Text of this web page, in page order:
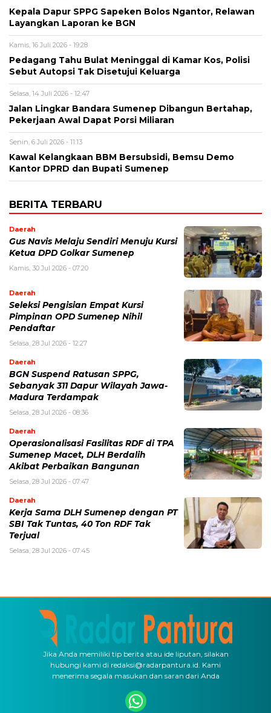
Kepala Dapur SPPG Sapeken Bolos Ngantor, Relawan
Layangkan Laporan ke BGN
Kamis, 16 Juli 2026 - 19:28
Pedagang Tahu Bulat Meninggal di Kamar Kos, Polisi
Sebut Autopsi Tak Disetujui Keluarga
Selasa, 14 Juli 2026 - 12:47
Jalan Lingkar Bandara Sumenep Dibangun Bertahap,
Pekerjaan Awal Dapat Porsi Miliaran
Senin, 6 Juli 2026 - 11:13
Kawal Kelangkaan BBM Bersubsidi, Bemsu Demo
Kantor DPRD dan Bupati Sumenep
BERITA TERBARU
Daerah
Gus Navis Melaju Sendiri Menuju Kursi
Ketua DPD Golkar Sumenep
Kamis, 30 Jul 2026 - 07:20
Daerah
Seleksi Pengisian Empat Kursi
Pimpinan OPD Sumenep Nihil
Pendaftar
Selasa, 28 Jul 2026 - 12:27
Daerah
BGN Suspend Ratusan SPPG,
Sebanyak 311 Dapur Wilayah Jawa-
Madura Terdampak
Selasa, 28 Jul 2026 - 08:36
Daerah
Operasionalisasi Fasilitas RDF di TPA
Sumenep Macet, DLH Berdalih
Akibat Perbaikan Bangunan
Selasa, 28 Jul 2026 - 07:47
Daerah
Kerja Sama DLH Sumenep dengan PT
SBI Tak Tuntas, 40 Ton RDF Tak
Terjual
Selasa, 28 Jul 2026 - 07:45
Jika Anda memiliki tip berita atau ide liputan, silakan
hubungi kami di redaksi@radarpantura.id. Kami
menerima segala masukan dan saran dari Anda